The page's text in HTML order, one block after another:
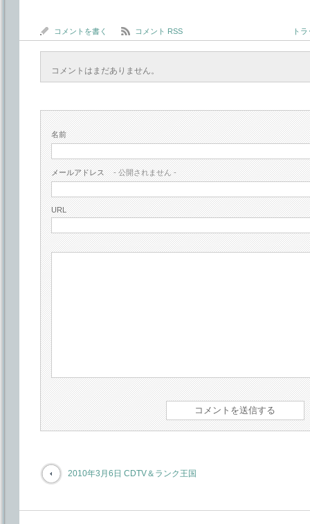
コメントを書く コメント RSS ト
コメントはまだありません。
名前
メールアドレス - 公開されません -
URL
2010年3月6日 CDTV＆ランク王国